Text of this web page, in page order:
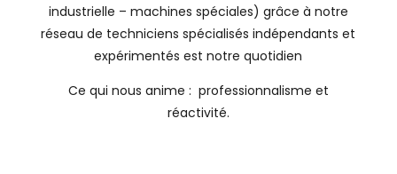
industrielle – machines spéciales) grâce à notre
réseau de techniciens spécialisés indépendants et
expérimentés est notre quotidien
Ce qui nous anime : professionnalisme et
réactivité.